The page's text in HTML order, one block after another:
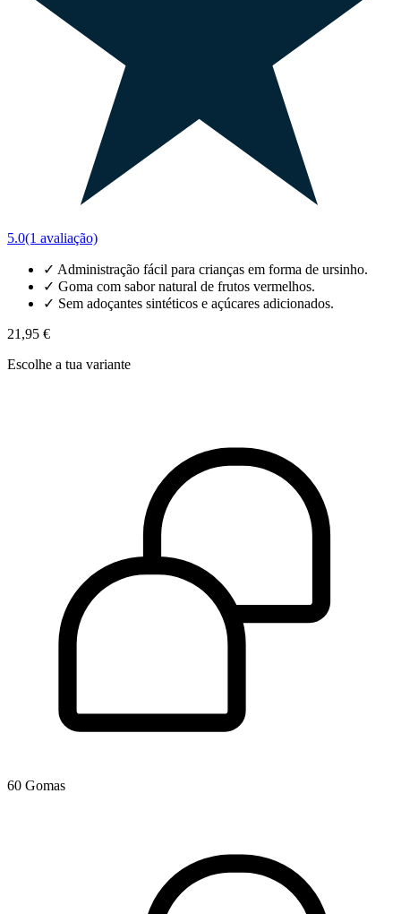
5.0(1 avaliação)
✓ Administração fácil para crianças em forma de ursinho.
✓ Goma com sabor natural de frutos vermelhos.
✓ Sem adoçantes sintéticos e açúcares adicionados.
21,95 €
Escolhe a tua variante
60 Gomas